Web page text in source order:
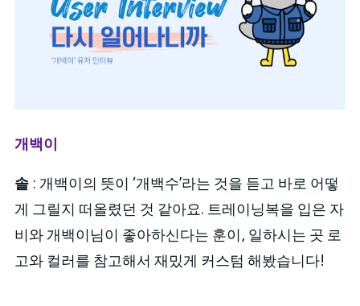
개백이
솔: 개백이의 뜻이 ‘개백수’라는 것을 듣고 바로 어떻
게 그릴지 떠올렸던 것 같아요. 트레이닝복을 입은 자
비와 개백이님이 좋아하신다는 훈이, 일하시는 곳 로
고와 컬러를 참고해서 재밌게 커스텀 해봤습니다!